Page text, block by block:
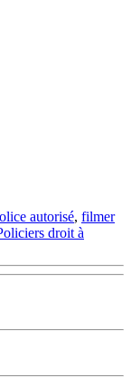
autorisé, filmer
droit à